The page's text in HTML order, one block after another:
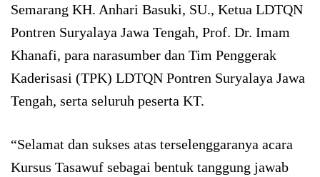
Semarang KH. Anhari Basuki, SU., Ketua LDTQN
Pontren Suryalaya Jawa Tengah, Prof. Dr. Imam
Khanafi, para narasumber dan Tim Penggerak
Kaderisasi (TPK) LDTQN Pontren Suryalaya Jawa
Tengah, serta seluruh peserta KT.
“Selamat dan sukses atas terselenggaranya acara
Kursus Tasawuf sebagai bentuk tanggung jawab